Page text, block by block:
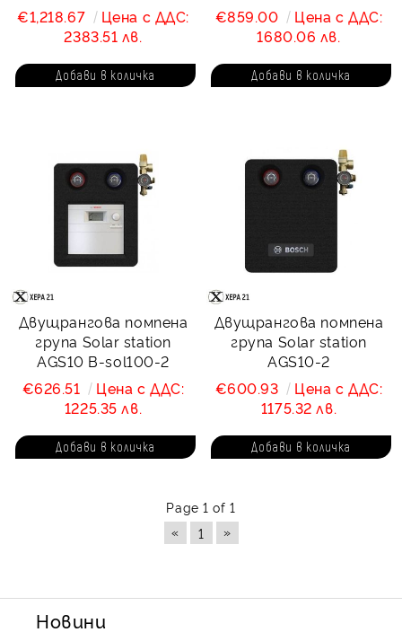
€1,218.67
Цена с ДДС:
2383.51 лв.
€859.00
Цена с ДДС:
1680.06 лв.
Двущрангова помпена
група Solar station
AGS10 B-sol100-2
€626.51
Цена с ДДС:
1225.35 лв.
Двущрангова помпена
група Solar station
AGS10-2
€600.93
Цена с ДДС:
1175.32 лв.
Page 1 of 1
«
1 »
Новини